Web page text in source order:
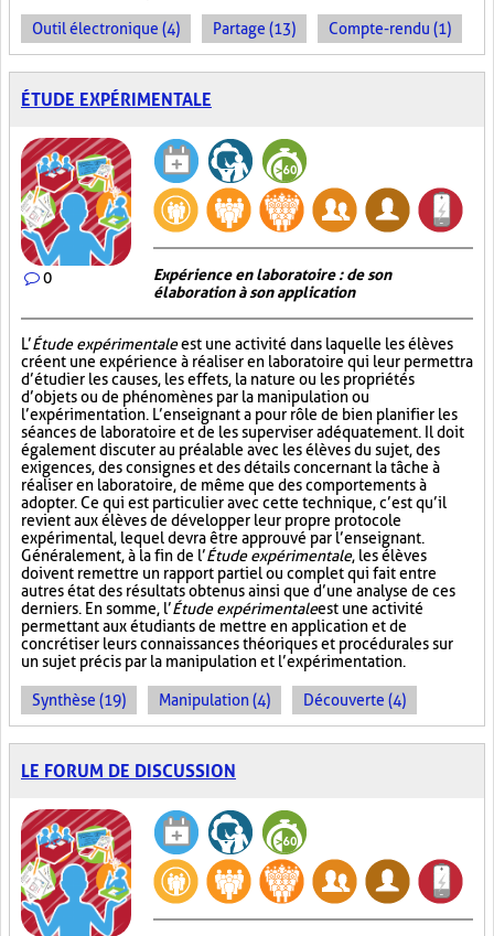
Outil électronique (4) Partage (13) Compte-rendu (1)
ÉTUDE EXPÉRIMENTALE
0
Expérience en laboratoire : de son
élaboration à son application
L’Étude expérimentaleest une activité dans laquelle les élèves
créent une expérience à réaliser en laboratoire qui leur permettra
d’étudier les causes, les effets, la nature ou les propriétés
d’objets ou de phénomènes par la manipulation ou
l’expérimentation. L’enseignant a pour rôle de bien planifier les
séances de laboratoire et de les superviser adéquatement. Il doit
également discuter au préalable avec les élèves du sujet, des
exigences, des consignes et des détails concernant la tâche à
réaliser en laboratoire, de même que des comportements à
adopter. Ce qui est particulier avec cette technique, c’est qu’il
revient aux élèves de développer leur propre protocole
expérimental, lequel devra être approuvé par l’enseignant.
Généralement, à la fin de l’Étude expérimentale, les élèves
doivent remettre un rapport partiel ou complet qui fait entre
autres état des résultats obtenus ainsi que d’une analyse de ces
derniers. En somme, l’Étude expérimentaleest une activité
permettant aux étudiants de mettre en application et de
concrétiser leurs connaissances théoriques et procédurales sur
un sujet précis par la manipulation et l’expérimentation.
Synthèse (19) Manipulation (4) Découverte (4)
LE FORUM DE DISCUSSION